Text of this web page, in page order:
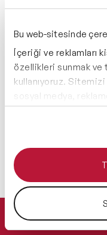
Bu web-sitesinde
İçeriği ve reklamları
özellikleri sunmak
kullanıyoruz. Sitemizi
sosyal medya,
paylaşabiliriz. İş
sağladığınız veya
dünyasını ve
yansıtıyor.
Duygusal
0 212 401